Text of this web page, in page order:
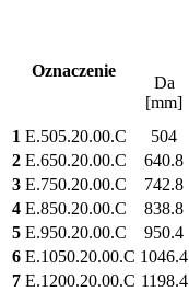
Oznaczenie
Da
[mm]
1 E.505.20.00.C 504
2 E.650.20.00.C 640.8
3 E.750.20.00.C 742.8
4 E.850.20.00.C 838.8
5 E.950.20.00.C 950.4
6 E.1050.20.00.C 1046.4
7 E.1200.20.00.C 1198.4